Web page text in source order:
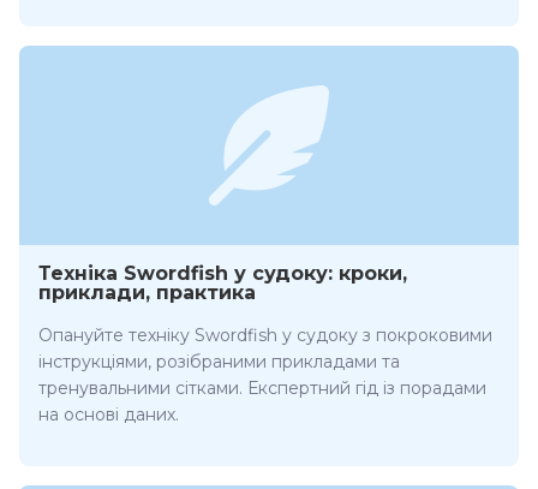
Техніка Swordfish у судоку: кроки,
приклади, практика
Опануйте техніку Swordfish у судоку з покроковими
інструкціями, розібраними прикладами та
тренувальними сітками. Експертний гід із порадами
на основі даних.